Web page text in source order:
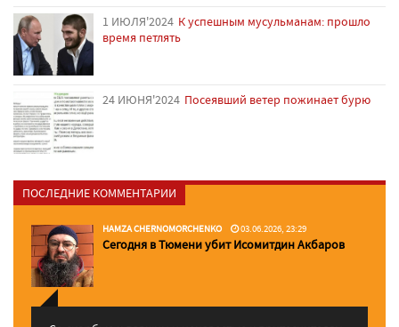
1 ИЮЛЯ'2024 К успешным мусульманам: прошло
время петлять
24 ИЮНЯ'2024 Посеявший ветер пожинает бурю
ПОСЛЕДНИЕ КОММЕНТАРИИ
HAMZA CHERNOMORCHENKO 03.06.2026, 23:29
Сегодня в Тюмени убит Исомитдин Акбаров